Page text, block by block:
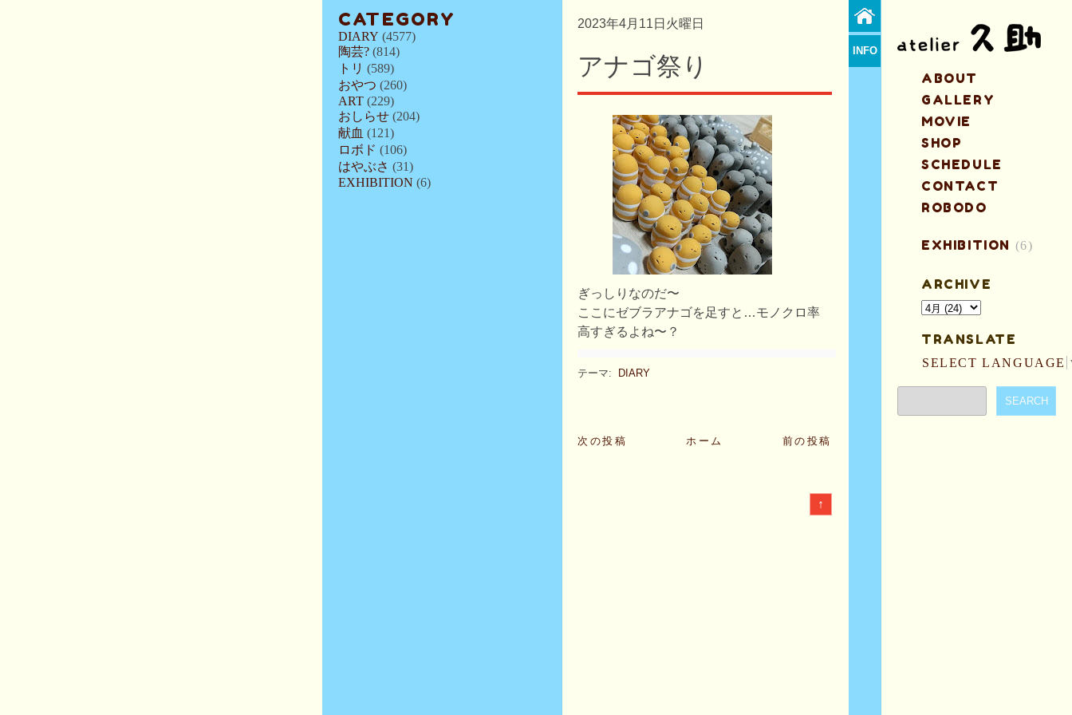
CATEGORY
DIARY (4577)
陶芸? (814)
トリ (589)
おやつ (260)
ART (229)
おしらせ (204)
献血 (121)
ロボド (106)
はやぶさ (31)
EXHIBITION (6)
2023年4月11日火曜日
アナゴ祭り
ぎっしりなのだ〜
ここにゼブラアナゴを足すと…モノクロ率
高すぎるよね〜？
テーマ: DIARY
次の投稿 前の投稿
ホーム
↑
INFO
ABOUT
GALLERY
MOVIE
SHOP
SCHEDULE
CONTACT
ROBODO
EXHIBITION (6)
ARCHIVE
TRANSLATE
SELECT LANGUAGE